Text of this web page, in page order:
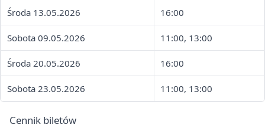
Środa 13.05.2026 16:00
Sobota 09.05.2026 11:00, 13:00
Środa 20.05.2026 16:00
Sobota 23.05.2026 11:00, 13:00
Cennik biletów